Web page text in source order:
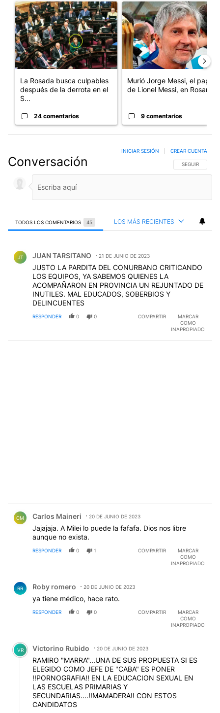
Un artículo de tendencia con el título "La Rosada busca
La Rosada busca culpables
después de la derrota en el
S...
24 comentarios
Un artículo de tendencia con
Murió Jorge Messi, el papá
de Lionel Messi, en Rosario
9 comentarios
Conversación SIGA ESTA
SEGUIR
INICIAR SESIÓN CREAR CUENTA
TODOS LOS COMENTARIOS 45 LOS MÁS RECIENTES
JT JUAN TARSITANO 21 DE JUNIO DE 2023
JUSTO LA PARDITA DEL CONURBANO CRITICANDO
LOS EQUIPOS, YA SABEMOS QUIENES LA
ACOMPAÑARON EN PROVINCIA UN REJUNTADO DE
INUTILES. MAL EDUCADOS, SOBERBIOS Y
DELINCUENTES
RESPONDER 0 0 COMPARTIR
MARCAR
COMO
INAPROPIADO
CM Carlos Maineri 20 DE JUNIO DE 2023
Jajajaja. A Milei lo puede la fafafa. Dios nos libre
aunque no exista.
RESPONDER 0 1 COMPARTIR
MARCAR
COMO
INAPROPIADO
RR Roby romero 20 DE JUNIO DE 2023
ya tiene médico, hace rato.
RESPONDER 0 0 COMPARTIR
MARCAR
COMO
INAPROPIADO
Comentario de Victorino Rubido.
VR Victorino Rubido 20 DE JUNIO DE 2023
RAMIRO "MARRA"...UNA DE SUS PROPUESTA SI ES
ELEGIDO COMO JEFE DE "CABA" ES PONER
!!PORNOGRAFIA!! EN LA EDUCACION SEXUAL EN
LAS ESCUELAS PRIMARIAS Y
SECUNDARIAS....!!MAMADERA!! CON ESTOS
CANDIDATOS